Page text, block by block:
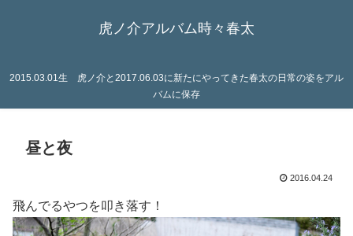
虎ノ介アルバム時々春太
2015.03.01生 虎ノ介と2017.06.03に新たにやってきた春太の日常の姿をアル
バムに保存
昼と夜
2016.04.24
飛んでるやつを叩き落す！